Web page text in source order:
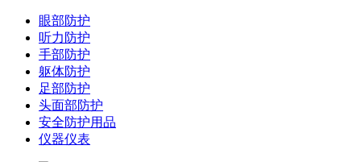
眼部防护
听力防护
手部防护
躯体防护
足部防护
头面部防护
安全防护用品
仪器仪表